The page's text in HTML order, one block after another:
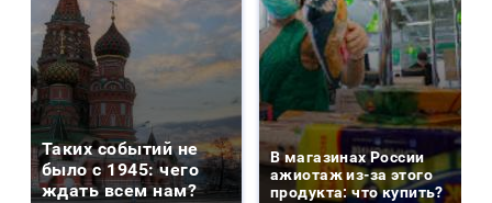
Таких событий не
было с 1945: чего
ждать всем нам?
В магазинах России
ажиотаж из-за этого
продукта: что купить?